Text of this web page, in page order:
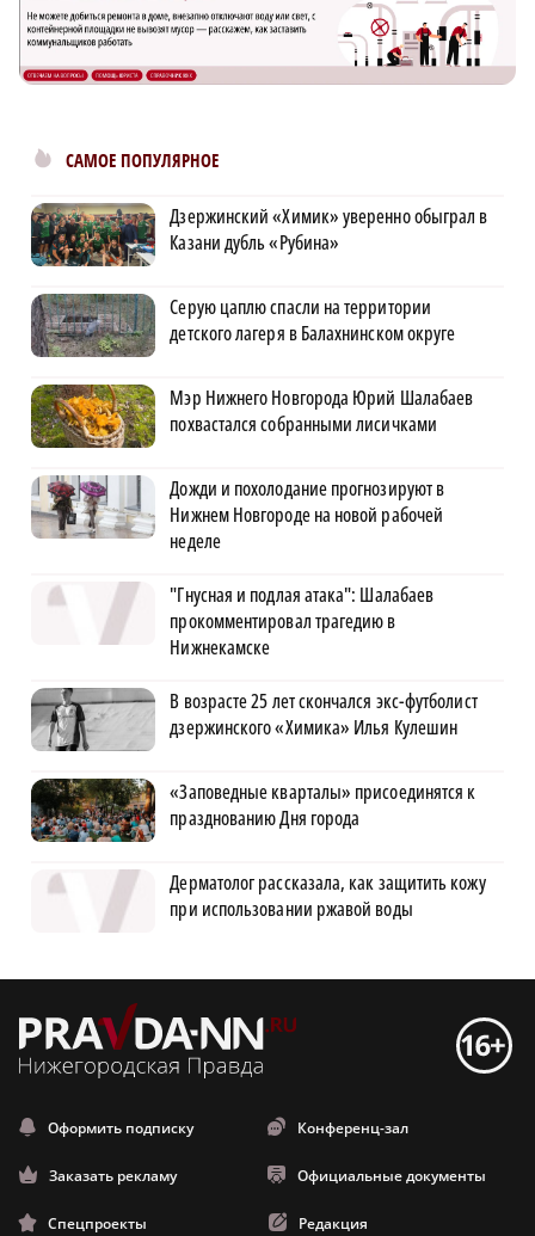
САМОЕ ПОПУЛЯРНОЕ
Дзержинский «Химик» уверенно обыграл в
Казани дубль «Рубина»
Серую цаплю спасли на территории
детского лагеря в Балахнинском округе
Мэр Нижнего Новгорода Юрий Шалабаев
похвастался собранными лисичками
Дожди и похолодание прогнозируют в
Нижнем Новгороде на новой рабочей
неделе
"Гнусная и подлая атака": Шалабаев
прокомментировал трагедию в
Нижнекамске
В возрасте 25 лет скончался экс-футболист
дзержинского «Химика» Илья Кулешин
«Заповедные кварталы» присоединятся к
празднованию Дня города
Дерматолог рассказала, как защитить кожу
при использовании ржавой воды
Оформить подписку Конференц-зал
Заказать рекламу Официальные документы
Спецпроекты Редакция